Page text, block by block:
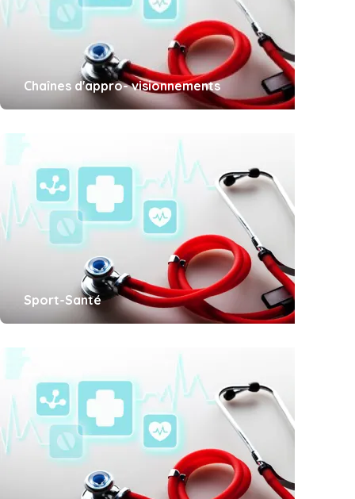
Chaînes d'appro- visionnements
Sport-Santé